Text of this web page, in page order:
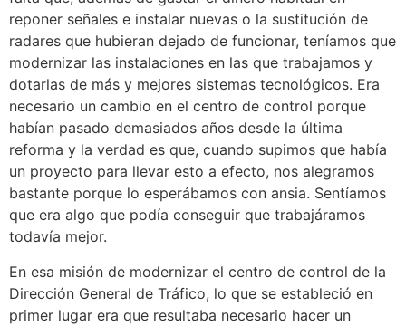
reponer señales e instalar nuevas o la sustitución de
radares que hubieran dejado de funcionar, teníamos que
modernizar las instalaciones en las que trabajamos y
dotarlas de más y mejores sistemas tecnológicos. Era
necesario un cambio en el centro de control porque
habían pasado demasiados años desde la última
reforma y la verdad es que, cuando supimos que había
un proyecto para llevar esto a efecto, nos alegramos
bastante porque lo esperábamos con ansia. Sentíamos
que era algo que podía conseguir que trabajáramos
todavía mejor.
En esa misión de modernizar el centro de control de la
Dirección General de Tráfico, lo que se estableció en
primer lugar era que resultaba necesario hacer un